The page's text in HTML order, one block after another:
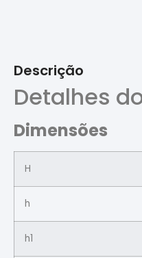
Descrição
Detalhes
Dimensões
H
h
h1